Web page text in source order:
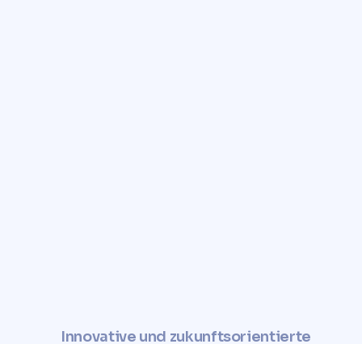
Innovative und zukunftsorientierte